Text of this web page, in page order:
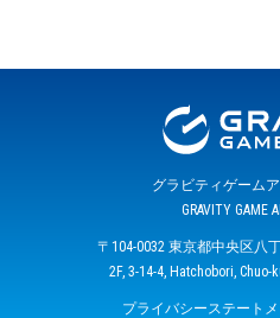
グラビティゲーム
GRAVITY GAME
〒104-0032 東京都中央区八
2F, 3-14-4, Hatchobori, Chuo-
プライバシーステートメ